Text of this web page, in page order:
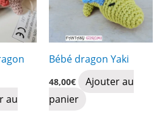
au
Bébé dragon Yaki
48,00€
Ajouter au
panier